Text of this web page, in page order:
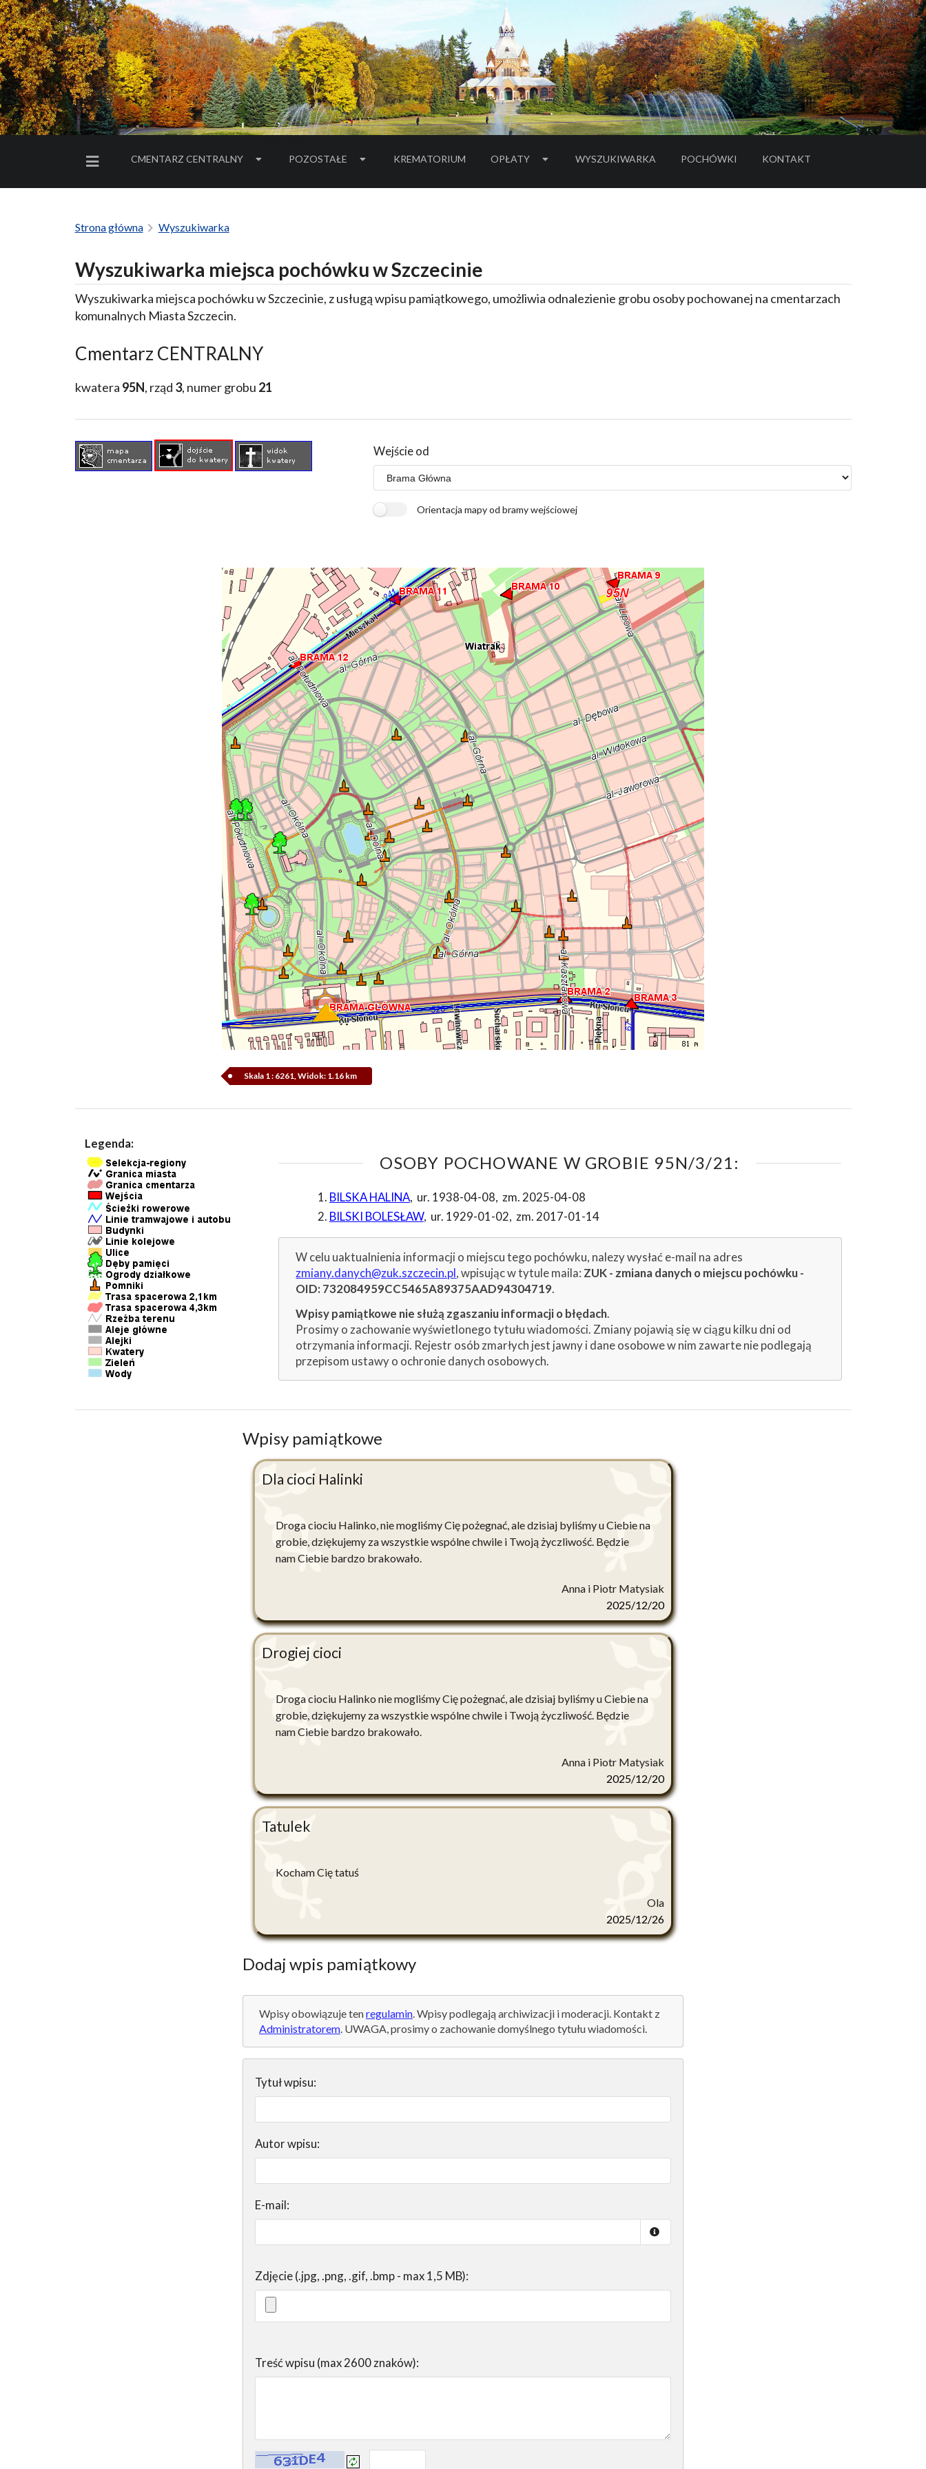
MENU BOCZNE
CMENTARZ CENTRALNY POZOSTAŁE KREMATORIUM OPŁATY WYSZUKIWARKA POCHÓWKI
- LINK DO SERWISU ZEWNĘTRZNEGO
KONTAKT
Strona główna Wyszukiwarka
Wyszukiwarka miejsca pochówku w Szczecinie
Wyszukiwarka miejsca pochówku w Szczecinie, z usługą wpisu pamiątkowego, umożliwia odnalezienie grobu osoby pochowanej na cmentarzach
komunalnych Miasta Szczecin.
Cmentarz CENTRALNY
kwatera 95N, rząd 3, numer grobu 21
Wejście od
Orientacja mapy od bramy wejściowej
Skala 1 : 6261, Widok: 1.16 km
Legenda:
OSOBY POCHOWANE W GROBIE 95N/3/21:
BILSKA HALINA, ur. 1938-04-08, zm. 2025-04-08
BILSKI BOLESŁAW, ur. 1929-01-02, zm. 2017-01-14
W celu uaktualnienia informacji o miejscu tego pochówku, nalezy wysłać e-mail na adres
zmiany.danych@zuk.szczecin.pl, wpisując w tytule maila: ZUK - zmiana danych o miejscu pochówku -
OID: 732084959CC5465A89375AAD94304719.
Wpisy pamiątkowe nie służą zgaszaniu informacji o błędach.
Prosimy o zachowanie wyświetlonego tytułu wiadomości. Zmiany pojawią się w ciągu kilku dni od
otrzymania informacji. Rejestr osób zmarłych jest jawny i dane osobowe w nim zawarte nie podlegają
przepisom ustawy o ochronie danych osobowych.
Wpisy pamiątkowe
Dla cioci Halinki
Droga ciociu Halinko, nie mogliśmy Cię pożegnać, ale dzisiaj byliśmy u Ciebie na
grobie, dziękujemy za wszystkie wspólne chwile i Twoją życzliwość. Będzie
nam Ciebie bardzo brakowało.
Anna i Piotr Matysiak
2025/12/20
Drogiej cioci
Droga ciociu Halinko nie mogliśmy Cię pożegnać, ale dzisiaj byliśmy u Ciebie na
grobie, dziękujemy za wszystkie wspólne chwile i Twoją życzliwość. Będzie
nam Ciebie bardzo brakowało.
Anna i Piotr Matysiak
2025/12/20
Tatulek
Kocham Cię tatuś
Ola
2025/12/26
Dodaj wpis pamiątkowy
Wpisy obowiązuje tenregulamin. Wpisy podlegają archiwizacji i moderacji. Kontakt z
Administratorem. UWAGA, prosimy o zachowanie domyślnego tytułu wiadomości.
Tytuł wpisu:
Autor wpisu:
E-mail:
Zdjęcie (.jpg, .png, .gif, .bmp - max 1,5 MB):
Treść wpisu (max 2600 znaków):
Kontrola - wprowadź tekst z obrazka: